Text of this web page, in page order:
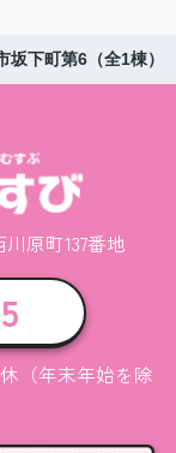
坂下町第6（全1棟）
原町137番地
（年末年始を除